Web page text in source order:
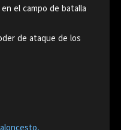
el campo de batalla
de ataque de los